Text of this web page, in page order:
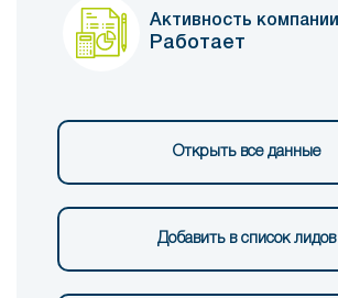
Активность компании
Работает
Открыть все данные
Добавить в список лидов